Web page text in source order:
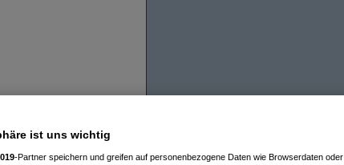
ist uns wichtig
-Partner speichern und greifen auf personenbezogene Daten wie Browserdaten